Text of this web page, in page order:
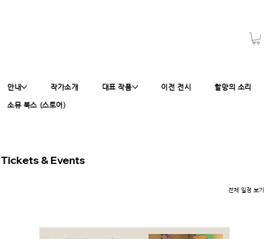
안내 작가소개 대표 작품 이전 전시 할망의 소리
소뮤 북스 (스토어)
Tickets & Events​
전체 일정 보기